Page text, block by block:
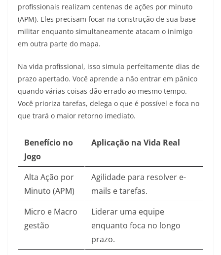
profissionais realizam centenas de ações por minuto
(APM). Eles precisam focar na construção de sua base
militar enquanto simultaneamente atacam o inimigo
em outra parte do mapa.
Na vida profissional, isso simula perfeitamente dias de
prazo apertado. Você aprende a não entrar em pânico
quando várias coisas dão errado ao mesmo tempo.
Você prioriza tarefas, delega o que é possível e foca no
que trará o maior retorno imediato.
Benefício no
Jogo
Aplicação na Vida Real
Alta Ação por
Minuto (APM)
Agilidade para resolver e-
mails e tarefas.
Micro e Macro
gestão
Liderar uma equipe
enquanto foca no longo
prazo.